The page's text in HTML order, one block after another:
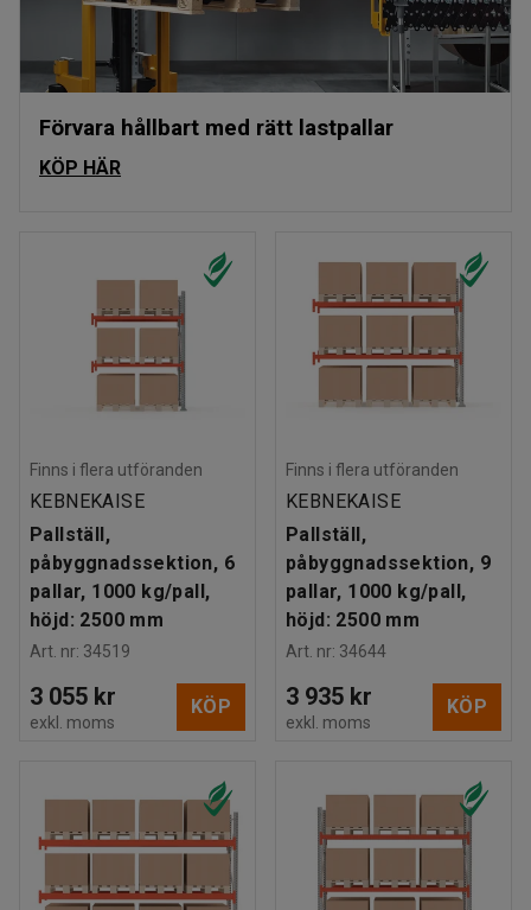
Förvara hållbart med rätt lastpallar
KÖP HÄR
Finns i flera utföranden
KEBNEKAISE
Pallställ,
påbyggnadssektion, 6
pallar, 1000 kg/pall,
höjd: 2500 mm
Art. nr: 34519
3 055 kr
exkl. moms
KÖP
Finns i flera utföranden
KEBNEKAISE
Pallställ,
påbyggnadssektion, 9
pallar, 1000 kg/pall,
höjd: 2500 mm
Art. nr: 34644
3 935 kr
exkl. moms
KÖP